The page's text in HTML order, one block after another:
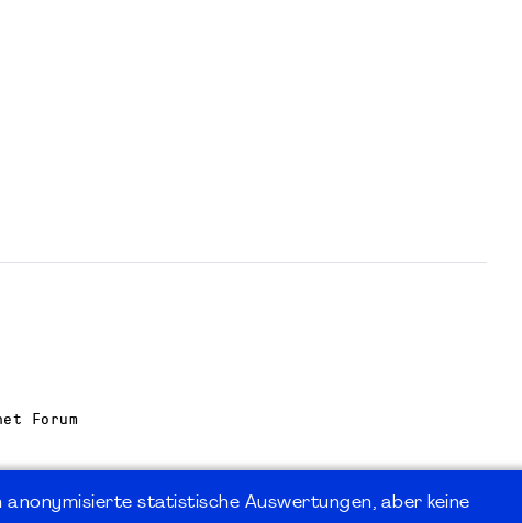
Forum
anonymisierte statistische Auswertungen, aber keine